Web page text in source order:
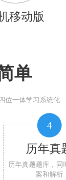
移动版
单
位一体学习系统化
4
历年真
历年真题题库，同
案和解析